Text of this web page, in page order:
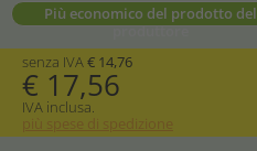
Più economico del prodotto del
produttore
senza IVA€ 14,76
€ 17,56
IVA inclusa.
più spese di spedizione